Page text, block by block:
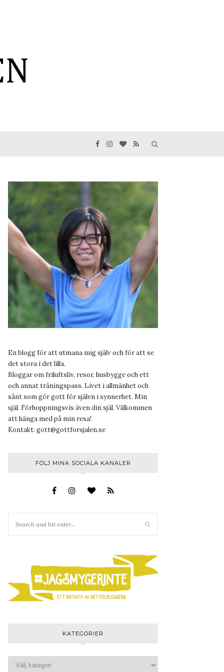
En blogg för att utmana mig själv och för att se
det stora i det lilla.
Bloggar om friluftsliv, resor, husbygge och ett
och annat träningspass. Livet i allmänhet och
sånt som gör gott för själen i synnerhet. Min
själ. Förhoppningsvis även din själ. Välkommen
att hänga med på min resa!
Kontakt: gott@gottforsjalen.se
FÖLJ MINA SOCIALA KANALER
KATEGORIER